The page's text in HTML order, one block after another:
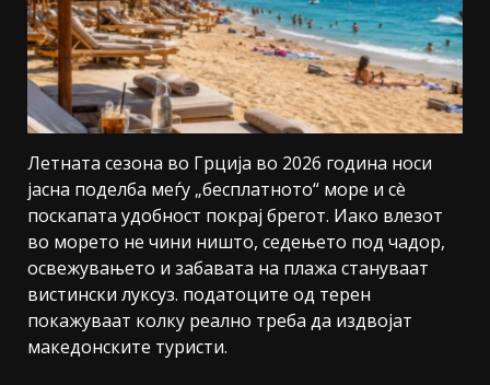
Летната сезона во Грција во 2026 година носи
јасна поделба меѓу „бесплатното“ море и сè
поскапата удобност покрај брегот. Иако влезот
во морето не чини ништо, седењето под чадор,
освежувањето и забавата на плажа стануваат
вистински луксуз. податоците од терен
покажуваат колку реално треба да издвојат
македонските туристи.